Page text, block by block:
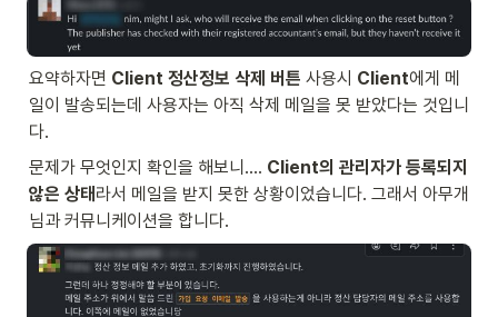
요약하자면 Client 정산정보 삭제 버튼 사용시 Client에게 메
일이 발송되는데 사용자는 아직 삭제 메일을 못 받았다는 것입니
다.
문제가 무엇인지 확인을 해보니…. Client의 관리자가 등록되지
않은 상태 라서 메일을 받지 못한 상황이었습니다. 그래서 아무개
님과 커뮤니케이션을 합니다.